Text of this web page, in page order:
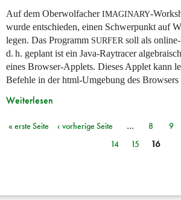
Auf dem OberwolfacherIMAGINARY-
wurde entschieden, einen Schwerpunkt auf
legen. Das Programm SURFER soll als
d. h. geplant ist ein Java-Raytracer
eines Browser-Applets. Dieses Applet kann
Befehle in der html-Umgebung des Browsers
Weiterlesen
Seiten
« erste Seite ‹ vorherige Seite … 8 9
14
15 16